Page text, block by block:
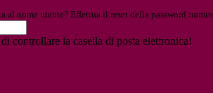
al nome utente? Effettua il reset della password
controllare la casella di posta elettronica!